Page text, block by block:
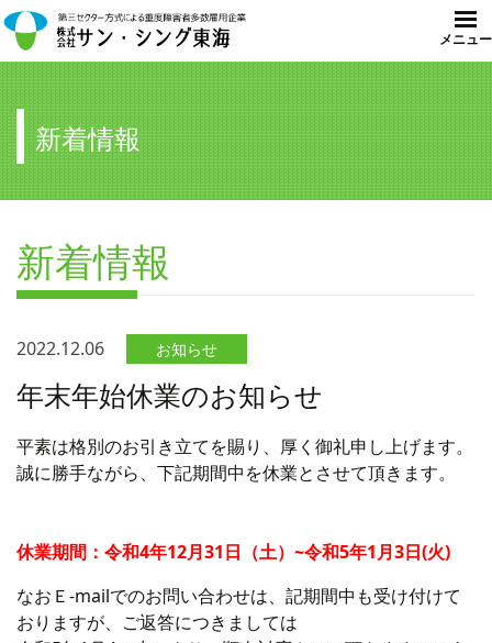
メニュー
コ
ン
テ
ン
ツ
へ
新着情報
新着情報
2022.12.06 お知らせ
年末年始休業のお知らせ
平素は格別のお引き立てを賜り、厚く御礼申し上げます。
誠に勝手ながら、下記期間中を休業とさせて頂きます。
休業期間：令和4年12月31日（土）~令和5年1月3日(火)
なおＥ-mailでのお問い合わせは、記期間中も受け付けて
おりますが、ご返答につきましては